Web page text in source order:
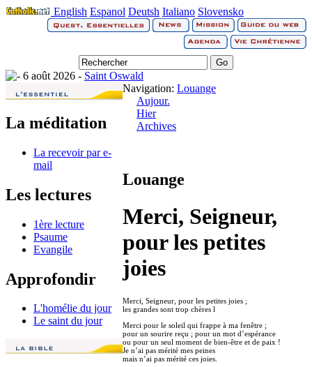
English Espanol Deutsh Italiano Slovensko
6 août 2026 - Saint Oswald
La méditation
La recevoir par e-
mail
Les lectures
1ère lecture
Psaume
Evangile
Approfondir
L'homélie du jour
Le saint du jour
Navigation: Louange
Aujour.
Hier
Archives
Louange
Merci, Seigneur,
pour les petites
joies
Merci, Seigneur, pour les petites joies ;
les grandes sont trop chères l
Merci pour le soleil qui frappe à ma fenêtre ;
pour un sourire reçu ; pour un mot d’espérance
ou pour un seul moment de bien-être et de paix !
Je n’ai pas mérité mes peines
mais n’ai pas mérité ces joies.